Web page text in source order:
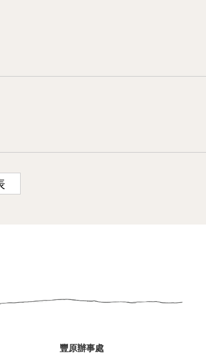
豐原辦事處